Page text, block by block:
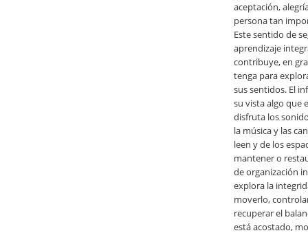
aceptación,
persona tan
Este sentido de
aprendizaje
contribuye, en
tenga para
sus sentidos. El
su vista algo que
disfruta los
la música y las
leen y de los
mantener o
de organización
explora la
moverlo,
recuperar el
está acostado,